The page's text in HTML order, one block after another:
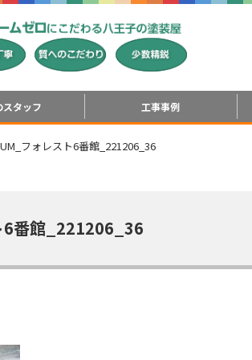
スタッフ 工事事例
フォレスト6番館_221206_36
番館_221206_36